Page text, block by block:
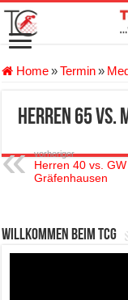
Home»Termin»
Herren 65 vs.
vorheriger
Herren 40 vs. GW
Gräfenhausen
Willkommen beim TCG